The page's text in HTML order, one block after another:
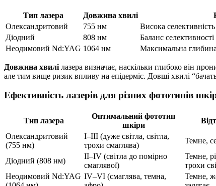
Тип лазера Довжина хвилі
Олександритовий
755 нм Висока
Діодний
808 нм Баланс
Неодимовий Nd:YAG 1064 нм Максимальна
Довжина хвилі лазера визначає, наскільки глибоко він
але тим вище ризик впливу на епідерміс. Довші хвилі
Ефективність лазерів для різних фототипів
Тип лазера
Оптимальний фототип
шкіри
Олександритовий
(755 нм)
I–III (дуже світла, світла,
трохи смаглява)
Темне,
Діодний (808 нм)
II–IV (світла до помірно
смаглявої)
Темне,
трохи
Неодимовий Nd:YAG IV–VI (смаглява, темна,
Темне,